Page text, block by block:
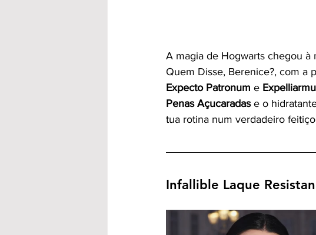
A magia de Hogwarts chegou à
Quem Disse, Berenice?, com a
Expecto Patronum e
Penas Açucaradas e o
tua rotina num verdadeiro
Infallible Laque